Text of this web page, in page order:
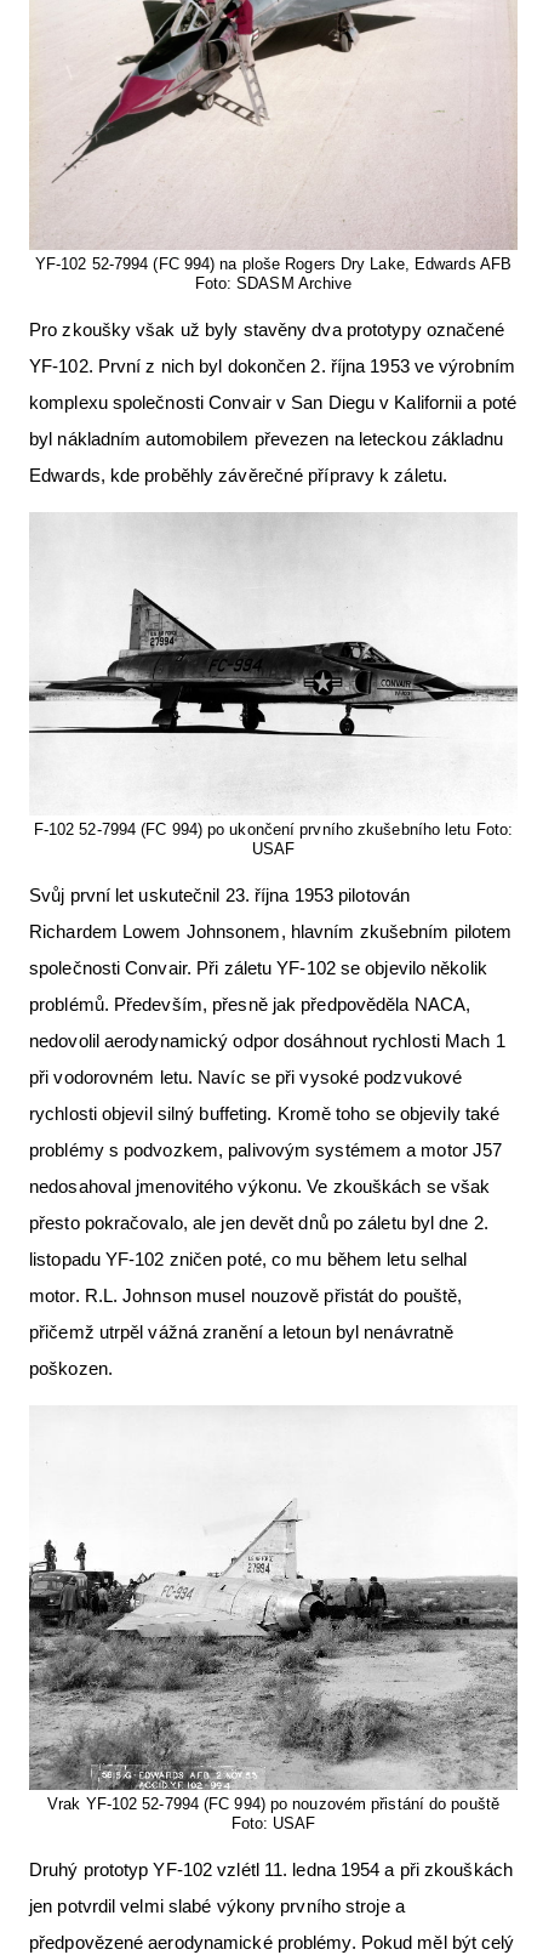
YF-102 52-7994 (FC 994) na ploše Rogers Dry Lake, Edwards AFB
Foto: SDASM Archive
Pro zkoušky však už byly stavěny dva prototypy označené
YF-102. První z nich byl dokončen 2. října 1953 ve výrobním
komplexu společnosti Convair v San Diegu v Kalifornii a poté
byl nákladním automobilem převezen na leteckou základnu
Edwards, kde proběhly závěrečné přípravy k záletu.
F-102 52-7994 (FC 994) po ukončení prvního zkušebního letu Foto:
USAF
Svůj první let uskutečnil 23. října 1953 pilotován
Richardem Lowem Johnsonem, hlavním zkušebním pilotem
společnosti Convair. Při záletu YF-102 se objevilo několik
problémů. Především, přesně jak předpověděla NACA,
nedovolil aerodynamický odpor dosáhnout rychlosti Mach 1
při vodorovném letu. Navíc se při vysoké podzvukové
rychlosti objevil silný buffeting. Kromě toho se objevily také
problémy s podvozkem, palivovým systémem a motor J57
nedosahoval jmenovitého výkonu. Ve zkouškách se však
přesto pokračovalo, ale jen devět dnů po záletu byl dne 2.
listopadu YF-102 zničen poté, co mu během letu selhal
motor. R.L. Johnson musel nouzově přistát do pouště,
přičemž utrpěl vážná zranění a letoun byl nenávratně
poškozen.
Vrak YF-102 52-7994 (FC 994) po nouzovém přistání do pouště
Foto: USAF
Druhý prototyp YF-102 vzlétl 11. ledna 1954 a při zkouškách
jen potvrdil velmi slabé výkony prvního stroje a
předpovězené aerodynamické problémy. Pokud měl být celý